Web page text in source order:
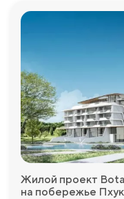
Жилой проект
на побережье